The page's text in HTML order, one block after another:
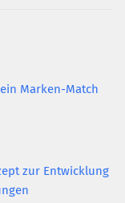
Marken-Match
zur Entwicklung